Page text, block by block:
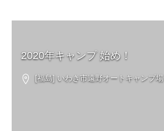
2020年キャンプ 始め！
[福島] いわき市遠野オートキャンプ場